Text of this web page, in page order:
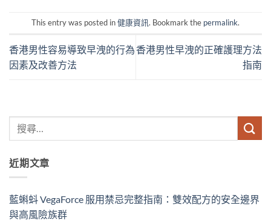
This entry was posted in健康資訊. Bookmark the permalink.
香港男性容易導致早洩的行為
因素及改善方法
香港男性早洩的正確護理方法
指南
近期文章
藍蝌蚪 VegaForce 服用禁忌完整指南：雙效配方的安全邊界
與高風險族群